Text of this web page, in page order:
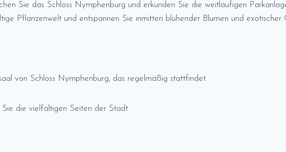
Sie das Schloss Nymphenburg und erkunden Sie die weitläufigen
Pflanzenwelt und entspannen Sie inmitten blühender Blumen und exotischer
von Schloss Nymphenburg, das regelmäßig stattfindet.
die vielfältigen Seiten der Stadt.